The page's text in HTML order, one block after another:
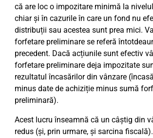
că are loc o impozitare minimă la
chiar și în cazurile în care un fond nu
distribuții sau acestea sunt prea mici.
forfetare preliminare se referă
precedent. Dacă acțiunile sunt efectiv
forfetare preliminare deja impozitate
rezultatul încasărilor din vânzare
minus date de achiziție minus sumă
preliminară).
Acest lucru înseamnă că un câștig din
redus (și, prin urmare, și sarcina